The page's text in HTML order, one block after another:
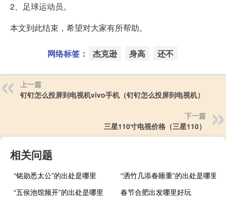
2、足球运动员。
本文到此结束，希望对大家有所帮助。
网络标签： 杰克逊 身高 还不
上一篇
钉钉怎么投屏到电视机vivo手机（钉钉怎么投屏到电视机）
下一篇
三星110寸电视价格（三星110）
相关问题
“铭勋悉太公”的出处是哪里
“洒竹几添春睡重”的出处是哪里
“五侯池馆频开”的出处是哪里
春节合肥出发哪里好玩